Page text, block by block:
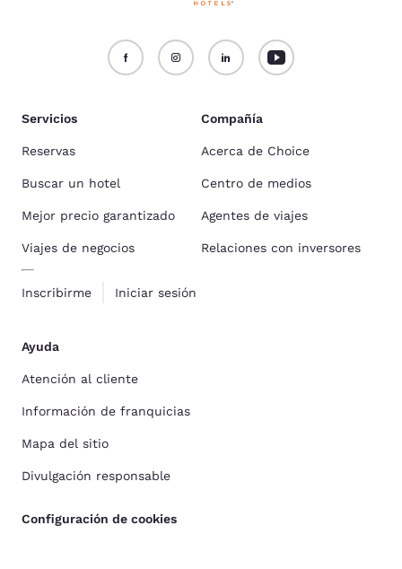
Servicios
Reservas
Buscar un hotel
Mejor precio garantizado
Viajes de negocios
Inscribirme Iniciar sesión
Compañía
Acerca de Choice
Centro de medios
Agentes de viajes
Relaciones con inversores
Ayuda
Atención al cliente
Información de franquicias
Mapa del sitio
Divulgación responsable
Configuración de cookies